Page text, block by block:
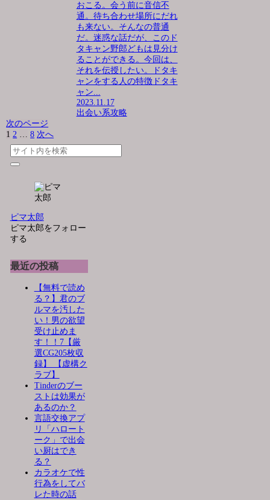
おこる。会う前に音信不
通。待ち合わせ場所にだれ
も来ない。そんなの普通
だ。迷惑な話だが、このド
タキャン野郎どもは見分け
ることができる。今回は、
それを伝授したい。ドタキ
ャンをする人の特徴ドタキ
ャン...
2023.11.17
出会い系攻略
次のページ
1 2 … 8 次へ
ピマ太郎
ピマ太郎をフォロー
する
最近の投稿
【無料で読め
る？】君のブ
ルマを汚した
い！男の欲望
受け止めま
す！！7【厳
選CG205枚収
録】 【虚構ク
ラブ】
Tinderのブー
ストは効果が
あるのか？
言語交換アプ
リ「ハロート
ーク」で出会
い厨はでき
る？
カラオケで性
行為をしてバ
レた時の話